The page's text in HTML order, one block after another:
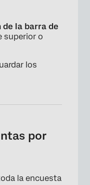
×
de la barra de
superior o
los
por
la encuesta